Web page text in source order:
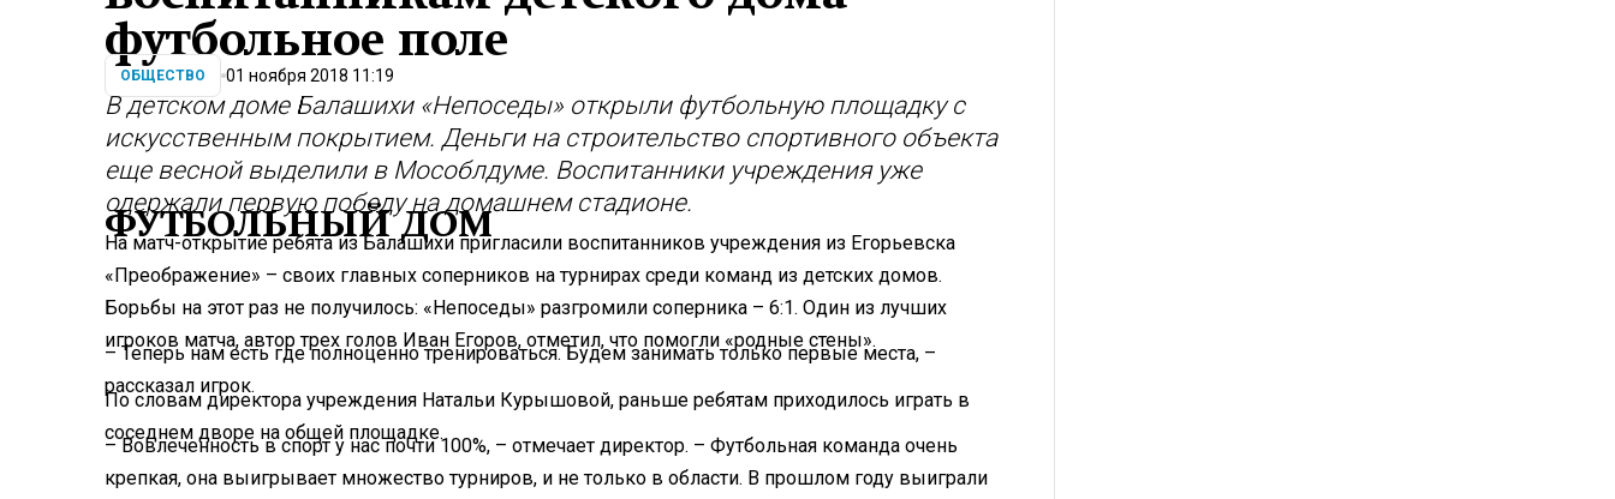
футбольное поле
ОБЩЕСТВО 01 ноября 2018 11:19
В детском доме Балашихи «Непоседы» открыли футбольную площадку с
искусственным покрытием. Деньги на строительство спортивного объекта
еще весной выделили в Мособлдуме. Воспитанники учреждения уже
одержали первую победу на домашнем стадионе.
ФУТБОЛЬНЫЙ ДОМ
На матч-открытие ребята из Балашихи пригласили воспитанников учреждения из Егорьевска
«Преображение» – своих главных соперников на турнирах среди команд из детских домов.
Борьбы на этот раз не получилось: «Непоседы» разгромили соперника – 6:1. Один из лучших
игроков матча, автор трех голов Иван Егоров, отметил, что помогли «родные стены».
– Теперь нам есть где полноценно тренироваться. Будем занимать только первые места, –
рассказал игрок.
По словам директора учреждения Натальи Курышовой, раньше ребятам приходилось играть в
соседнем дворе на общей площадке.
– Вовлеченность в спорт у нас почти 100%, – отмечает директор. – Футбольная команда очень
крепкая, она выигрывает множество турниров, и не только в области. В прошлом году выиграли